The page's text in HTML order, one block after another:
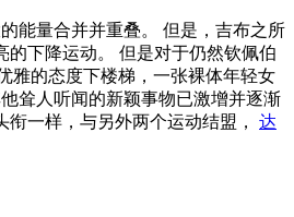
能量合并并重叠。 但是，吉布之所
下降运动。 但是对于仍然钦佩伯
雅的态度下楼梯，一张裸体年轻女
耸人听闻的新颖事物已激增并逐渐
一样，与另外两个运动结盟， 达